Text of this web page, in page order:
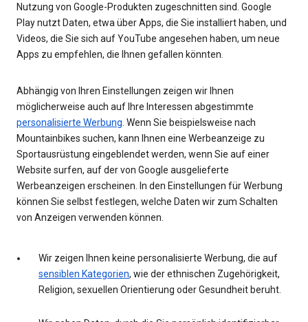
Nutzung von Google-Produkten zugeschnitten sind. Google
Play nutzt Daten, etwa über Apps, die Sie installiert haben, und
Videos, die Sie sich auf YouTube angesehen haben, um neue
Apps zu empfehlen, die Ihnen gefallen könnten.
Abhängig von Ihren Einstellungen zeigen wir Ihnen
möglicherweise auch auf Ihre Interessen abgestimmte
personalisierte Werbung . Wenn Sie beispielsweise nach
Mountainbikes suchen, kann Ihnen eine Werbeanzeige zu
Sportausrüstung eingeblendet werden, wenn Sie auf einer
Website surfen, auf der von Google ausgelieferte
Werbeanzeigen erscheinen. In den Einstellungen für Werbung
können Sie selbst festlegen, welche Daten wir zum Schalten
von Anzeigen verwenden können.
Wir zeigen Ihnen keine personalisierte Werbung, die auf
sensiblen Kategorien, wie der ethnischen Zugehörigkeit,
Religion, sexuellen Orientierung oder Gesundheit beruht.